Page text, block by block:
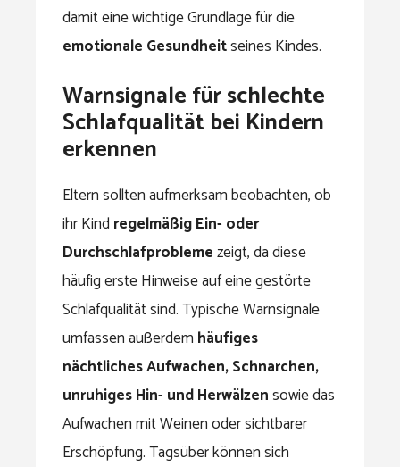
damit eine wichtige Grundlage für die
emotionale Gesundheitseines Kindes.
Warnsignale für schlechte
Schlafqualität bei Kindern
erkennen
Eltern sollten aufmerksam beobachten, ob
ihr Kind regelmäßig Ein- oder
Durchschlafproblemezeigt, da diese
häufig erste Hinweise auf eine gestörte
Schlafqualität sind. Typische Warnsignale
umfassen außerdem häufiges
nächtliches Aufwachen, Schnarchen,
unruhiges Hin- und Herwälzensowie das
Aufwachen mit Weinen oder sichtbarer
Erschöpfung. Tagsüber können sich